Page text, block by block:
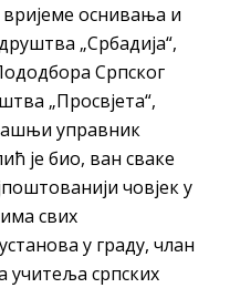
вријеме оснивања и
„Србадија“,
Српског
„Просвјета“,
управник
је био, ван сваке
човјек у
свих
у граду, члан
учитеља српских